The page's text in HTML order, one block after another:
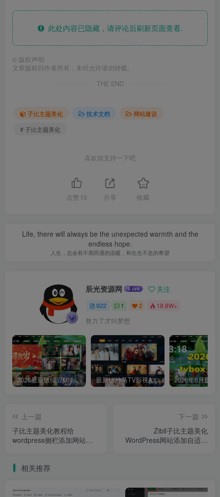
此处内容已隐藏，请评论后刷新页面查看.
© 版权声明
文章版权归作者所有，未经允许请勿转载。
THE END
子比主题美化 技术文档
网站建设
# 子比主题美化
喜欢就支持一下吧
点赞 15 分享 收藏
Life, there will always be the unexpected warmth and the
endless hope.
人生，总会有不期而遇的温暖，和生生不息的希望
辰光资源网 关注
922 1 2 18.8W+
努力了才叫梦想
2026最新版绿豆UI9双端影视APP源码 最新UI神马TV影视APP源码 乐檬影视苹果CMS后台 包含前后端源码
上一篇
子比主题美化教程给
wordpress侧栏添加网站信
下一篇
Zibll子比主题美化
WordPress网站添加自适应
相关推荐